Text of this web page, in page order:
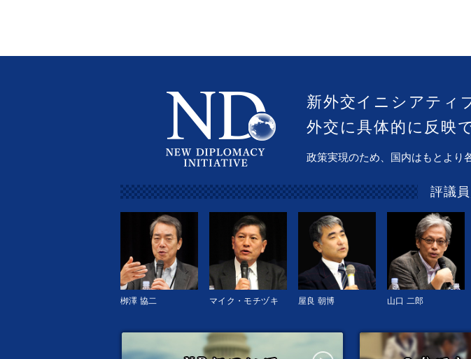
新外交イニシアティ
外交に具体的に反映
政策実現のため、国内はもとより
評議
栁澤 協二 マイク・モチヅキ 屋良 朝博 山口 二郎